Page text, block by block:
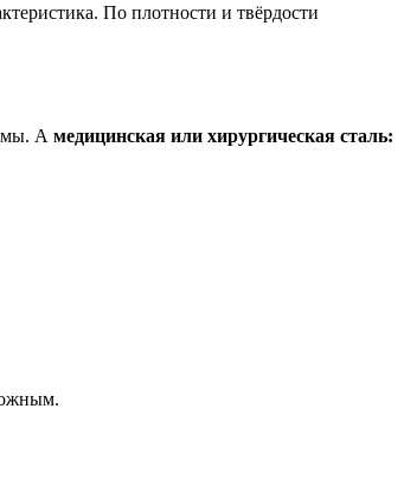
По плотности и твёрдости
А медицинская или хирургическая сталь: